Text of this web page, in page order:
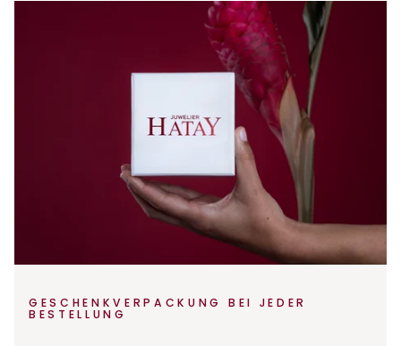
GESCHENKVERPACKUNG BEI JEDER
BESTELLUNG